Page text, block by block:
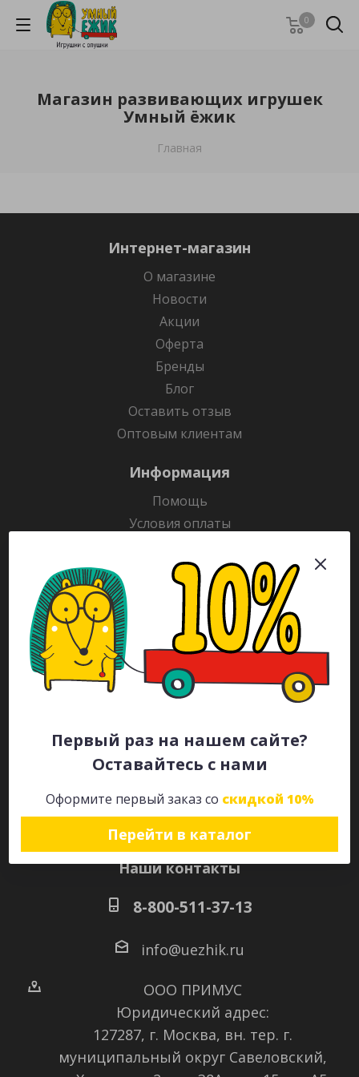
Первый раз на нашем сайте?
Оставайтесь с нами
Оформите первый заказ со скидкой 10%
Перейти в каталог
0
Магазин развивающих игрушек
Умный ёжик
Главная
Интернет-магазин
О магазине
Новости
Акции
Оферта
Бренды
Блог
Оставить отзыв
Оптовым клиентам
Информация
Помощь
Условия оплаты
Гарантия на товар
Раскраски
Рекламодателям
Каталог
Будьте всегда в курсе!
Наши контакты
8-800-511-37-13
info@uezhik.ru
ООО ПРИМУС
Юридический адрес:
127287, г. Москва, вн. тер. г.
муниципальный округ Савеловский,